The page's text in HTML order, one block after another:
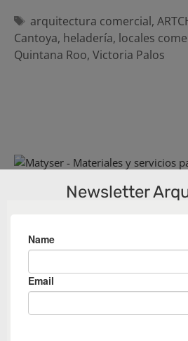
Etiquetas
arquitectura comercial,
Cantoya, heladería, locales
Quintana Roo, Victoria Palos
Newsletter